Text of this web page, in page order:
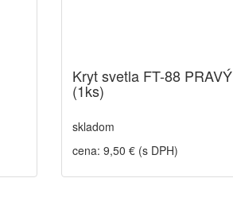
Kryt svetla FT-88 PRAVÝ
(1ks)
skladom
cena: 9,50 € (s DPH)